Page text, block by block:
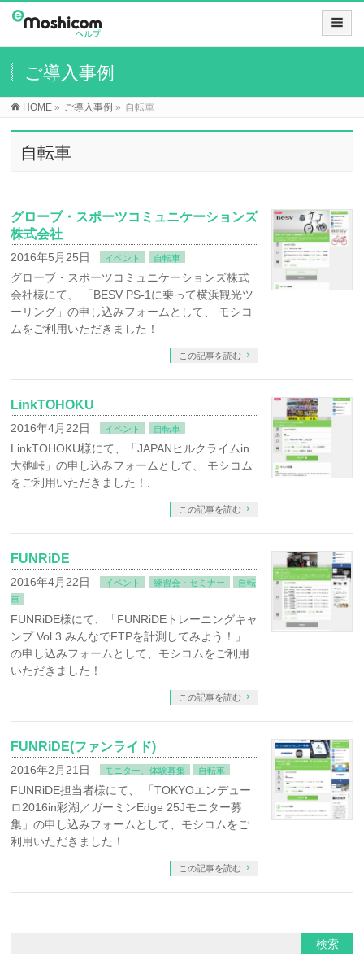
ご導入事例
HOME » ご導入事例 » 自転車
自転車
グローブ・スポーツコミュニケーションズ
株式会社
2016年5月25日 イベント 自転車
グローブ・スポーツコミュニケーションズ株式
会社様にて、 「BESV PS-1に乗って横浜観光ツ
ーリング」の申し込みフォームとして、 モシコ
ムをご利用いただきました！
この記事を読む
LinkTOHOKU
2016年4月22日 イベント 自転車
LinkTOHOKU様にて、「JAPANヒルクライムin
大弛峠」の申し込みフォームとして、 モシコム
をご利用いただきました！.
この記事を読む
FUNRiDE
2016年4月22日 イベント 練習会・セミナー
自転
車
FUNRiDE様にて、「FUNRiDEトレーニングキャ
ンプ Vol.3 みんなでFTPを計測してみよう！」
の申し込みフォームとして、モシコムをご利用
いただきました！
この記事を読む
FUNRiDE(ファンライド)
2016年2月21日 モニター、体験募集 自転車
FUNRiDE担当者様にて、 「TOKYOエンデュー
ロ2016in彩湖／ガーミンEdge 25Jモニター募
集」の申し込みフォームとして、モシコムをご
利用いただきました！
この記事を読む